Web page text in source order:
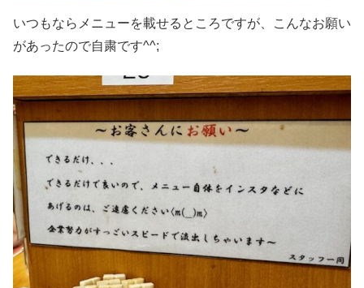
いつもならメニューを載せるところですが、こんなお願い
があったので自粛です^^;